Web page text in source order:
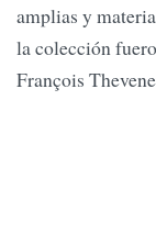
amplias y
la colección
François